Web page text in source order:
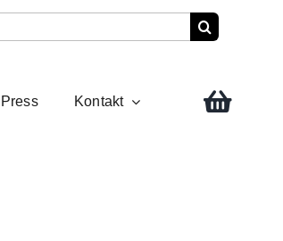
Press Kontakt